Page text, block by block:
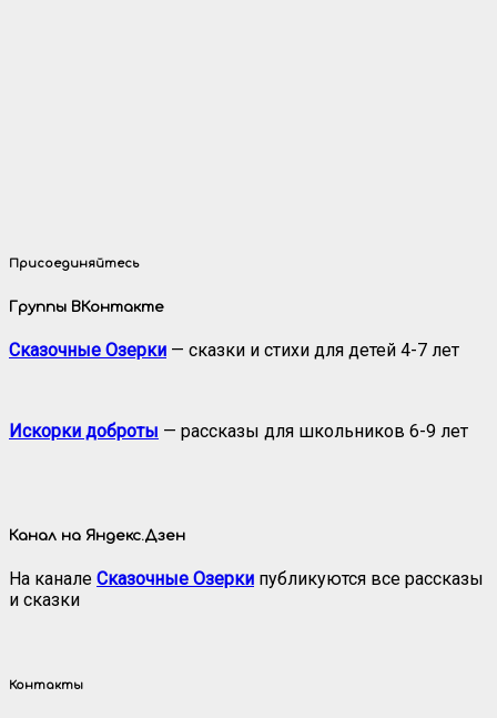
Присоединяйтесь
Группы ВКонтакте
Сказочные Озерки — сказки и стихи для детей 4-7 лет
Искорки доброты — рассказы для школьников 6-9 лет
Канал на Яндекс.Дзен
На канале Сказочные Озерки публикуются все рассказы
и сказки
Контакты